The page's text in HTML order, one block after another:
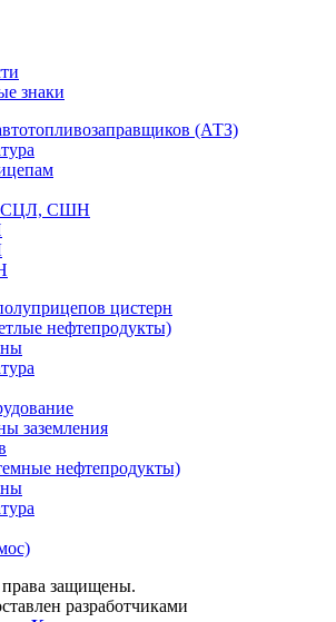
знаки
(АТЗ)
СЦЛ, СШН
цистерн
нефтепродукты)
заземления
нефтепродукты)
защищены.
разработчиками